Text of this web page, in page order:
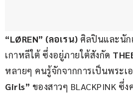
“LØREN” (ลอเรน) ศิลปินและนัก
เกาหลีใต้ ซึ่งอยู่ภายใต้สังกัด
หลายๆ คนรู้จักจากการเป็นพระเ
Girls” ของสาวๆ BLACKPINK ซึ่